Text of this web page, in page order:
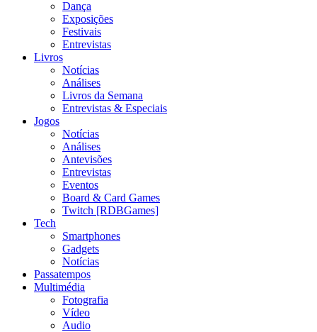
Dança
Exposições
Festivais
Entrevistas
Livros
Notícias
Análises
Livros da Semana
Entrevistas & Especiais
Jogos
Notícias
Análises
Antevisões
Entrevistas
Eventos
Board & Card Games
Twitch [RDBGames]
Tech
Smartphones
Gadgets
Notícias
Passatempos
Multimédia
Fotografia
Vídeo
Audio